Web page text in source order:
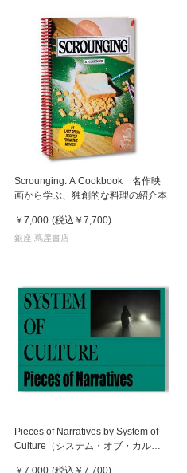
Scrounging: A Cookbook 名作映
画から学ぶ、独創的な料理の紹介本
￥7,000 (税込 ￥7,700)
銀座 蔦屋書店
Pieces of Narratives by System of
Culture（システム・オブ・カルチ